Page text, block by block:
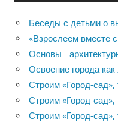
Беседы с детьми о
«Взрослеем вместе
Основы
Освоение города
Строим «Город-сад»,
Строим «Город-сад»,
Строим «Город-сад»,